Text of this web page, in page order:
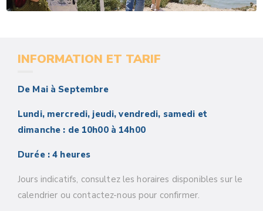
INFORMATION ET TARIF
De Mai à Septembre
Lundi, mercredi, jeudi, vendredi, samedi et
dimanche : de 10h00 à 14h00
Durée : 4 heures
Jours indicatifs, consultez les horaires disponibles sur le
calendrier ou contactez-nous pour confirmer.